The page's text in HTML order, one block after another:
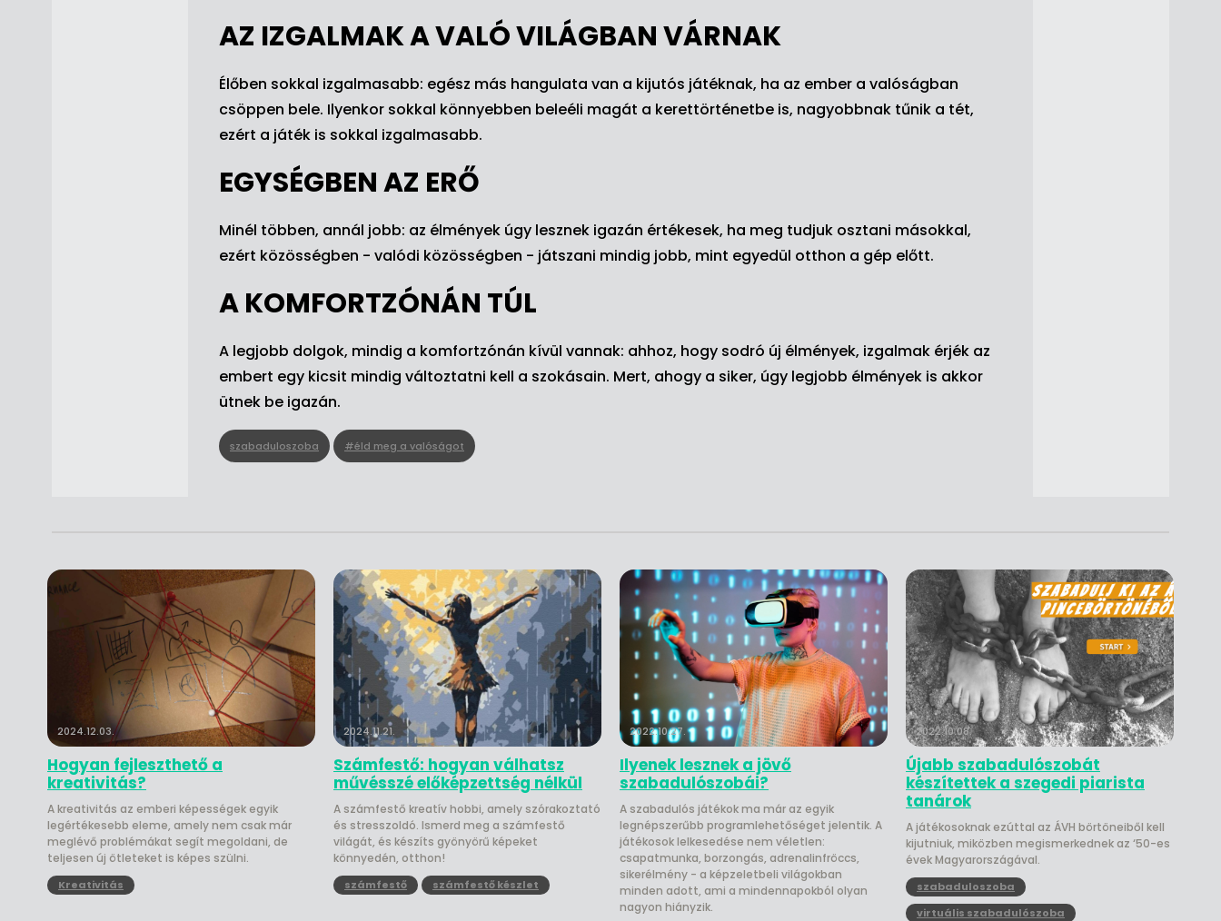
AZ IZGALMAK A VALÓ VILÁGBAN VÁRNAK
Élőben sokkal izgalmasabb: egész más hangulata van a kijutós játéknak, ha az ember a valóságban
csöppen bele. Ilyenkor sokkal könnyebben beleéli magát a kerettörténetbe is, nagyobbnak tűnik a tét,
ezért a játék is sokkal izgalmasabb.
EGYSÉGBEN AZ ERŐ
Minél többen, annál jobb: az élmények úgy lesznek igazán értékesek, ha meg tudjuk osztani másokkal,
ezért közösségben - valódi közösségben - játszani mindig jobb, mint egyedül otthon a gép előtt.
A KOMFORTZÓNÁN TÚL
A legjobb dolgok, mindig a komfortzónán kívül vannak: ahhoz, hogy sodró új élmények, izgalmak érjék az
embert egy kicsit mindig változtatni kell a szokásain. Mert, ahogy a siker, úgy legjobb élmények is akkor
ütnek be igazán.
szabaduloszoba #éld meg a valóságot
2024.12.03.
Hogyan fejleszthető a
kreativitás?
A kreativitás az emberi képességek egyik
legértékesebb eleme, amely nem csak már
meglévő problémákat segít megoldani, de
teljesen új ötleteket is képes szülni.
Kreativitás
2024.11.21.
Számfestő: hogyan válhatsz
művésszé előképzettség nélkül
A számfestő kreatív hobbi, amely szórakoztató
és stresszoldó. Ismerd meg a számfestő
világát, és készíts gyönyörű képeket
könnyedén, otthon!
számfestő számfestő készlet
2022.10.27.
Ilyenek lesznek a jövő
szabadulószobái?
A szabadulós játékok ma már az egyik
legnépszerűbb programlehetőséget jelentik. A
játékosok lelkesedése nem véletlen:
csapatmunka, borzongás, adrenalinfröccs,
sikerélmény - a képzeletbeli világokban
minden adott, ami a mindennapokból olyan
nagyon hiányzik.
2022.10.08.
Újabb szabadulószobát
készítettek a szegedi piarista
tanárok
A játékosoknak ezúttal az ÁVH börtöneiből kell
kijutniuk, miközben megismerkednek az ‘50-es
évek Magyarországával.
szabaduloszoba
virtuális szabadulószoba